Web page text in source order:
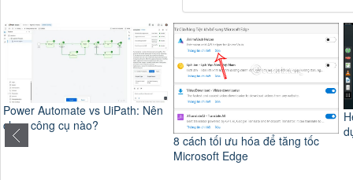
8 cách tối ưu hóa để tăng tốc
Hệ điều hành tốt nhất để sử
dụng ẩn danh